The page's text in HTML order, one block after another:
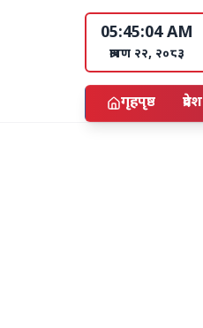
05:45:05 AM
श्रावण २२, २०८३
गृहपृष्ठ प्रदेश